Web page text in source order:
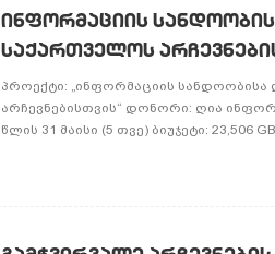
ინფორმაციის
საქართველოს
პროექტი: „ინფორმაციის
არჩევნებისთვის“ დონორი: ღია
წლის 31 მაისი (5 თვე) ბიუჯეტი: 23,506